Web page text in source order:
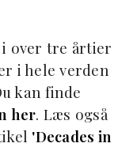
i over tre årtier
i hele verden
kan finde
her. Læs også
'Decades in